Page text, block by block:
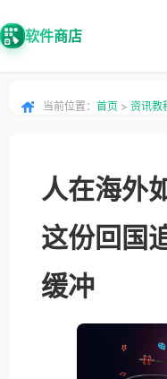
软件商店
当前位置： 首页 > 资讯教
人在海外
这份回国
缓冲